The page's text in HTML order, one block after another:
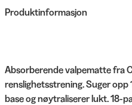
Produktinformasjon
Absorberende valpematte fra
renslighetsstrening. Suger opp
base og nøytraliserer lukt. 18-